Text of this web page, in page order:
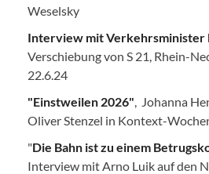
Weselsky
Interview mit Verkehrsminister
Verschiebung von S 21, Rhein-
22.6.24
"Einstweilen 2026" , Johanna
Oliver Stenzel in Kontext-
"Die Bahn ist zu einem
Interview mit Arno Luik auf den